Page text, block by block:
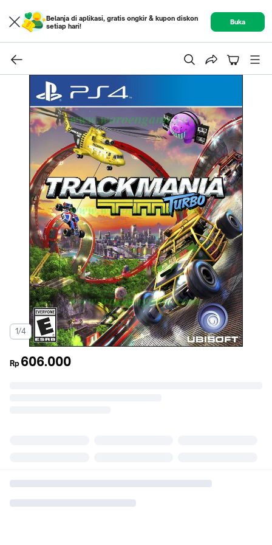
Belanja di aplikasi, gratis ongkir & kupon diskon
setiap hari!
Buka
1/4
Rp 606.000